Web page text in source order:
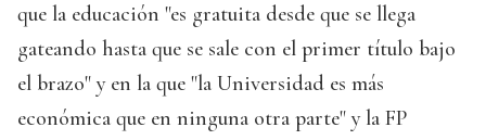
que la educación "es gratuita desde que se llega
gateando hasta que se sale con el primer título bajo
el brazo" y en la que "la Universidad es más
económica que en ninguna otra parte" y la FP